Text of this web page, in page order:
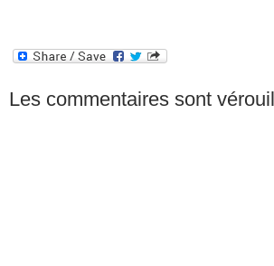
Les commentaires sont